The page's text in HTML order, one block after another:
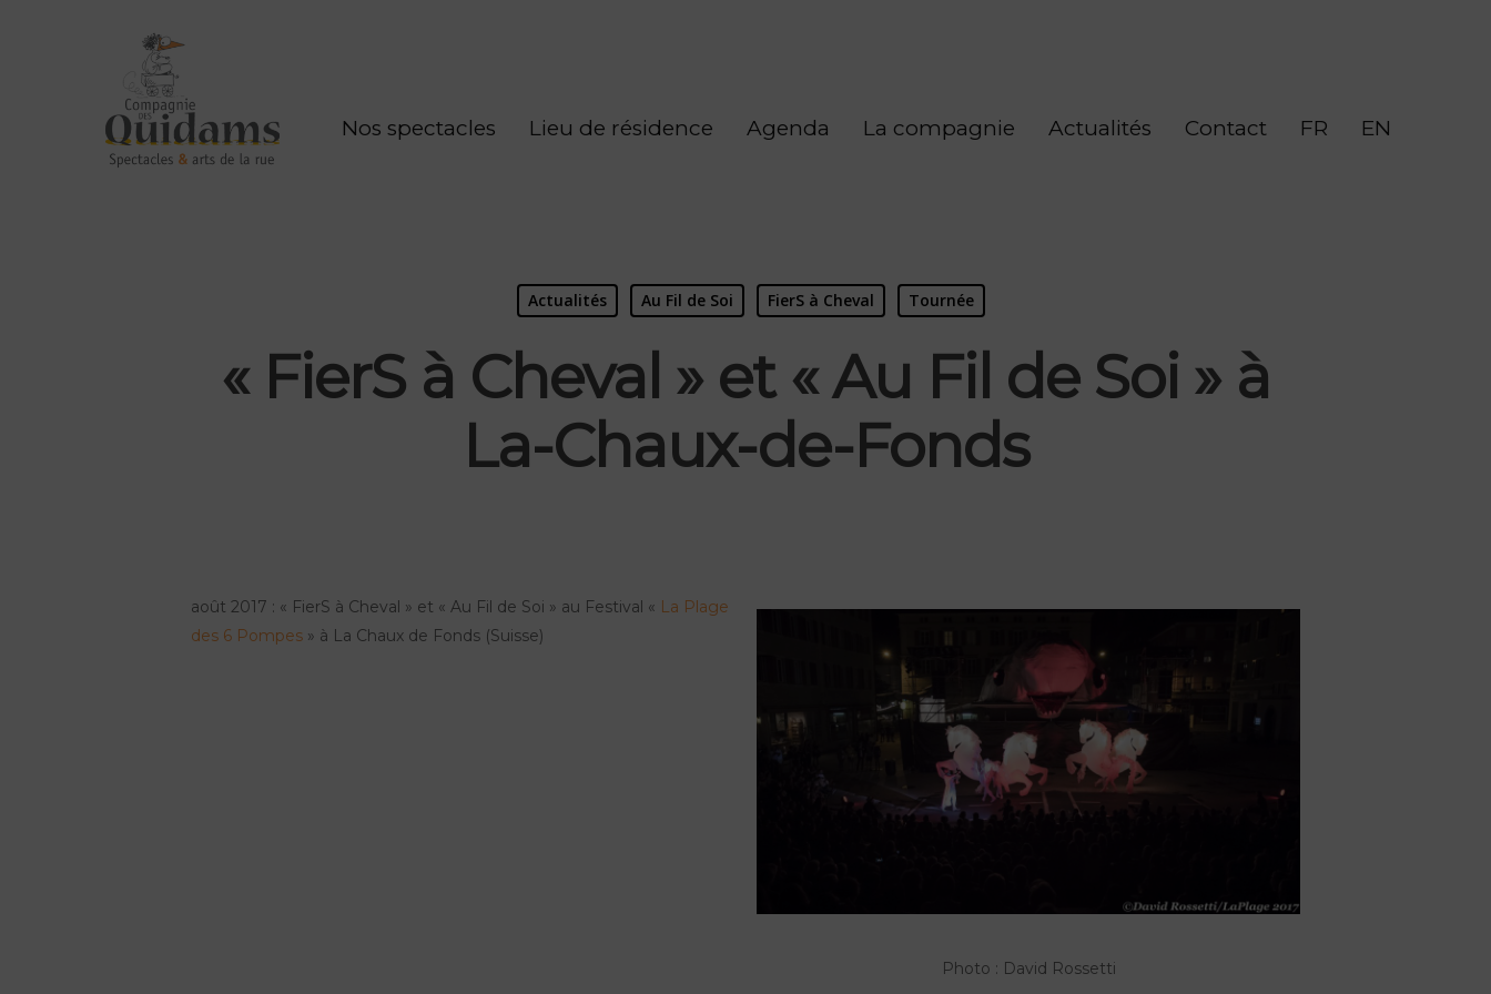
Nos spectacles Lieu de résidence Agenda La compagnie Actualités Contact FR EN
Actualités Au Fil de Soi FierS à Cheval Tournée
« FierS à Cheval » et « Au Fil de Soi » à
La-Chaux-de-Fonds
août 2017 : « FierS à Cheval » et « Au Fil de Soi » au Festival « La Plage
des 6 Pompes » à La Chaux de Fonds (Suisse)
Photo : David Rossetti